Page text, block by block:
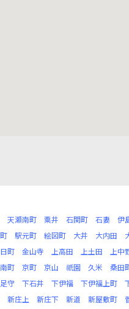
天瀬南町 粟井 石関町 石妻 伊
駅元町 絵図町 大井 大内田
町 金山寺 上高田 上土田 上中
町 京町 京山 祇園 久米 桑田
守 下石井 下伊福 下伊福上町
新庄上 新庄下 新道 新屋敷町